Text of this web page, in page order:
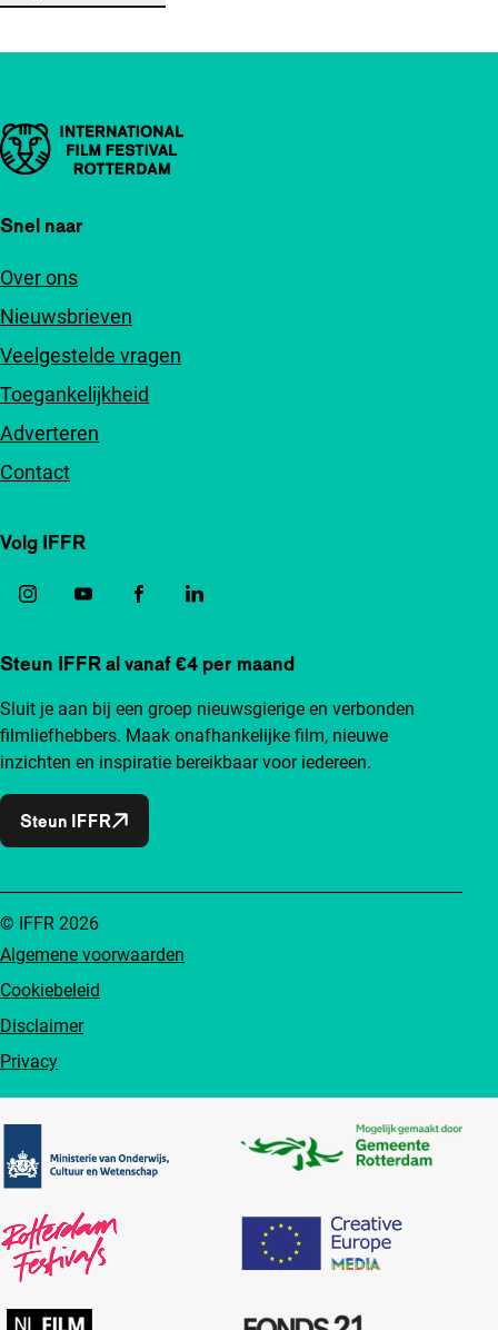
Belangrijke links
Snel naar
Over ons
Nieuwsbrieven
Veelgestelde vragen
Toegankelijkheid
Adverteren
Contact
Volg IFFR
Steun IFFR al vanaf €4 per maand
Sluit je aan bij een groep nieuwsgierige en verbonden
filmliefhebbers. Maak onafhankelijke film, nieuwe
inzichten en inspiratie bereikbaar voor iedereen.
Steun IFFR
Algemene voorwaarden
Cookiebeleid
Disclaimer
Privacy
© IFFR 2026